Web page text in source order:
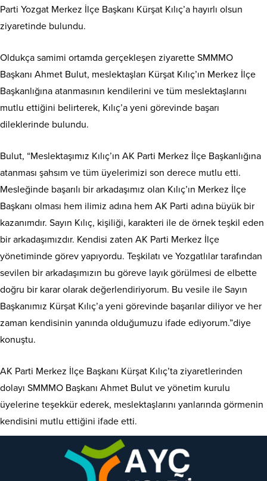
Parti Yozgat Merkez İlçe Başkanı Kürşat Kılıç’a hayırlı olsun
ziyaretinde bulundu.
Oldukça samimi ortamda gerçekleşen ziyarette SMMMO
Başkanı Ahmet Bulut, meslektaşları Kürşat Kılıç’ın Merkez İlçe
Başkanlığına atanmasının kendilerini ve tüm meslektaşlarını
mutlu ettiğini belirterek, Kılıç’a yeni görevinde başarı
dileklerinde bulundu.
Bulut, “Meslektaşımız Kılıç’ın AK Parti Merkez İlçe Başkanlığına
atanması şahsım ve tüm üyelerimizi son derece mutlu etti.
Mesleğinde başarılı bir arkadaşımız olan Kılıç’ın Merkez İlçe
Başkanı olması hem ilimiz adına hem AK Parti adına büyük bir
kazanımdır. Sayın Kılıç, kişiliği, karakteri ile de örnek teşkil eden
bir arkadaşımızdır. Kendisi zaten AK Parti Merkez İlçe
yönetiminde görev yapıyordu. Teşkilatı ve Yozgatlılar tarafından
sevilen bir arkadaşımızın bu göreve layık görülmesi de elbette
doğru bir karar olarak değerlendiriyorum. Bu vesile ile Sayın
Başkanımız Kürşat Kılıç’a yeni görevinde başarılar diliyor ve her
zaman kendisinin yanında olduğumuzu ifade ediyorum.”diye
konuştu.
AK Parti Merkez İlçe Başkanı Kürşat Kılıç’ta ziyaretlerinden
dolayı SMMMO Başkanı Ahmet Bulut ve yönetim kurulu
üyelerine teşekkür ederek, meslektaşlarını yanlarında görmenin
kendisini mutlu ettiğini ifade etti.